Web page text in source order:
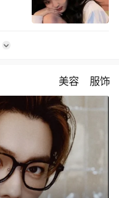
美容 服饰